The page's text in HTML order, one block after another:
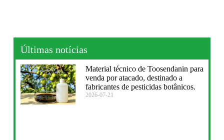
Últimas notícias
Material técnico de Toosendanin para
venda por atacado, destinado a
fabricantes de pesticidas botânicos.
2026-07-21